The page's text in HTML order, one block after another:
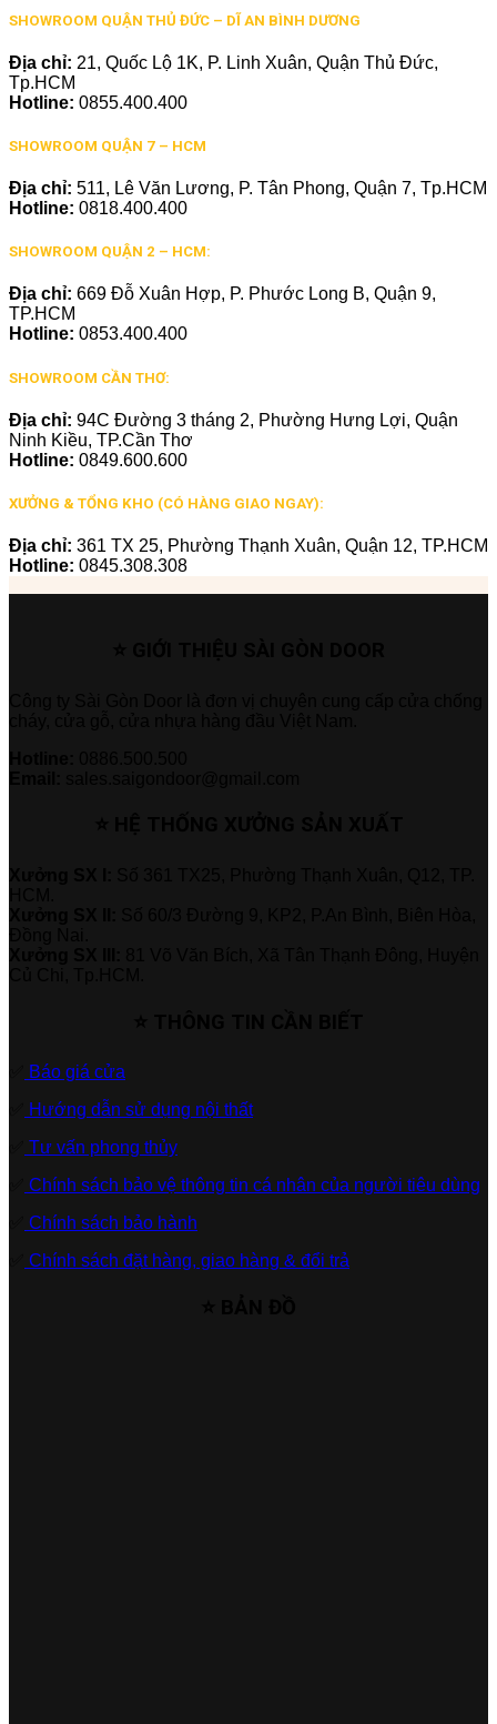
SHOWROOM QUẬN THỦ ĐỨC – DĨ AN BÌNH DƯƠNG
Địa chỉ: 21, Quốc Lộ 1K, P. Linh Xuân, Quận Thủ Đức,
Tp.HCM
Hotline: 0855.400.400
SHOWROOM QUẬN 7 – HCM
Địa chỉ: 511, Lê Văn Lương, P. Tân Phong, Quận 7, Tp.HCM
Hotline: 0818.400.400
SHOWROOM QUẬN 2 – HCM:
Địa chỉ: 669 Đỗ Xuân Hợp, P. Phước Long B, Quận 9,
TP.HCM
Hotline: 0853.400.400
SHOWROOM CẦN THƠ:
Địa chỉ: 94C Đường 3 tháng 2, Phường Hưng Lợi, Quận
Ninh Kiều, TP.Cần Thơ
Hotline: 0849.600.600
XƯỞNG & TỔNG KHO (CÓ HÀNG GIAO NGAY):
Địa chỉ: 361 TX 25, Phường Thạnh Xuân, Quận 12, TP.HCM
Hotline: 0845.308.308
Báo giá cửa
Hướng dẫn sử dụng nội thất
Tư vấn phong thủy
Chính sách bảo vệ thông tin cá nhân của người tiêu dùng
Chính sách bảo hành
Chính sách đặt hàng, giao hàng & đổi trả